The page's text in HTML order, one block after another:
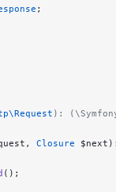
;
Request ):
, Closure $next )
();